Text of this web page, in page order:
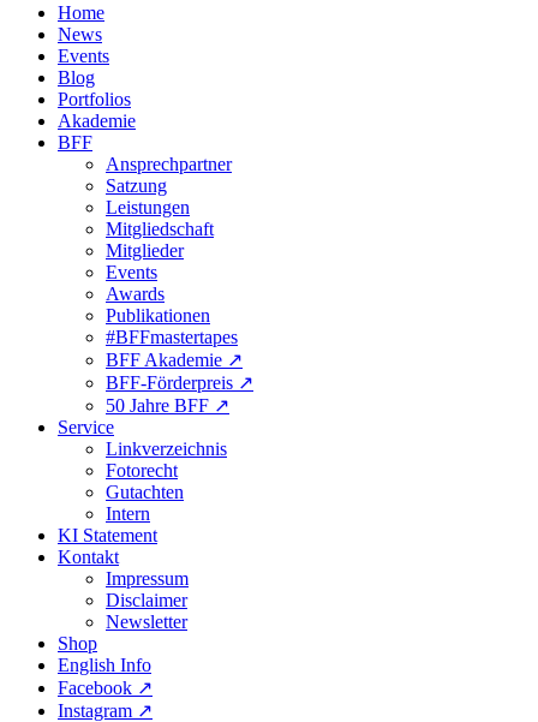
Home
News
Events
Blog
Portfolios
Akademie
BFF
Ansprechpartner
Satzung
Leistungen
Mitgliedschaft
Mitglieder
Events
Awards
Publikationen
#BFFmastertapes
BFF Akademie ↗︎
BFF-Förderpreis ↗︎
50 Jahre BFF ↗︎
Service
Linkverzeichnis
Fotorecht
Gutachten
Intern
KI Statement
Kontakt
Impressum
Disclaimer
Newsletter
Shop
English Info
Facebook ↗︎
Instagram ↗︎